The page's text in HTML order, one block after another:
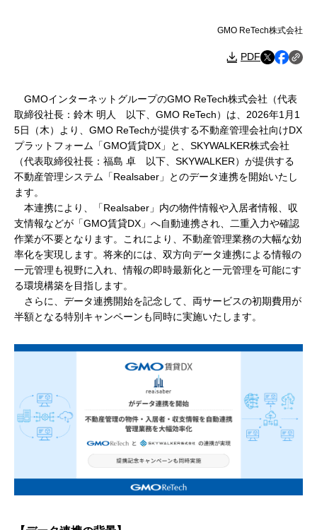
GMO ReTech株式会社
PDF
GMOインターネットグループのGMO ReTech株式会社（代表
取締役社長：鈴木 明人 以下、GMO ReTech）は、2026年1月1
5日（木）より、GMO ReTechが提供する不動産管理会社向けDX
プラットフォーム「GMO賃貸DX」と、SKYWALKER株式会社
（代表取締役社長：福島 卓 以下、SKYWALKER）が提供する
不動産管理システム「Realsaber」とのデータ連携を開始いたし
ます。
本連携により、「Realsaber」内の物件情報や入居者情報、収
支情報などが「GMO賃貸DX」へ自動連携され、二重入力や確認
作業が不要となります。これにより、不動産管理業務の大幅な効
率化を実現します。将来的には、双方向データ連携による情報の
一元管理も視野に入れ、情報の即時最新化と一元管理を可能にす
る環境構築を目指します。
さらに、データ連携開始を記念して、両サービスの初期費用が
半額となる特別キャンペーンも同時に実施いたします。